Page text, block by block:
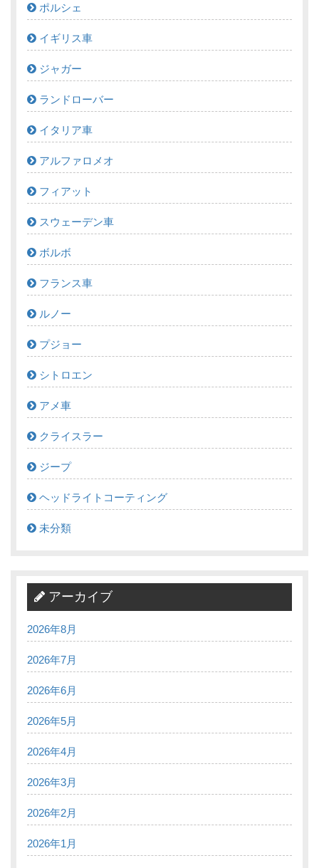
ポルシェ
イギリス車
ジャガー
ランドローバー
イタリア車
アルファロメオ
フィアット
スウェーデン車
ボルボ
フランス車
ルノー
プジョー
シトロエン
アメ車
クライスラー
ジープ
ヘッドライトコーティング
未分類
アーカイブ
2026年8月
2026年7月
2026年6月
2026年5月
2026年4月
2026年3月
2026年2月
2026年1月